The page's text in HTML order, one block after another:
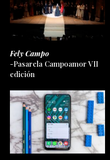
Fely Campo
-Pasarela Campoamor VII
edición